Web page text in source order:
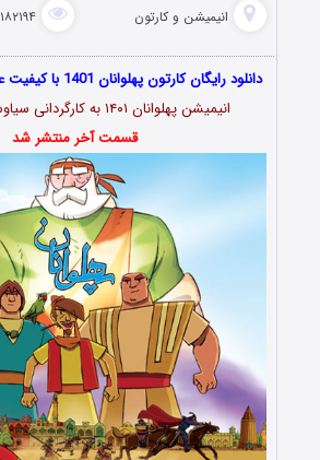
انیمیشن و کارتون ۱۸۲۱۹۴ بازدید
دانلود رایگان کارتون پهلوانان 1401 با کیفیت عالی 1080p Full HD
انیمیشن پهلوانان ۱۴۰۱ به کارگردانی سیاوش زرین آبادی
قسمت آخر منتشر شد